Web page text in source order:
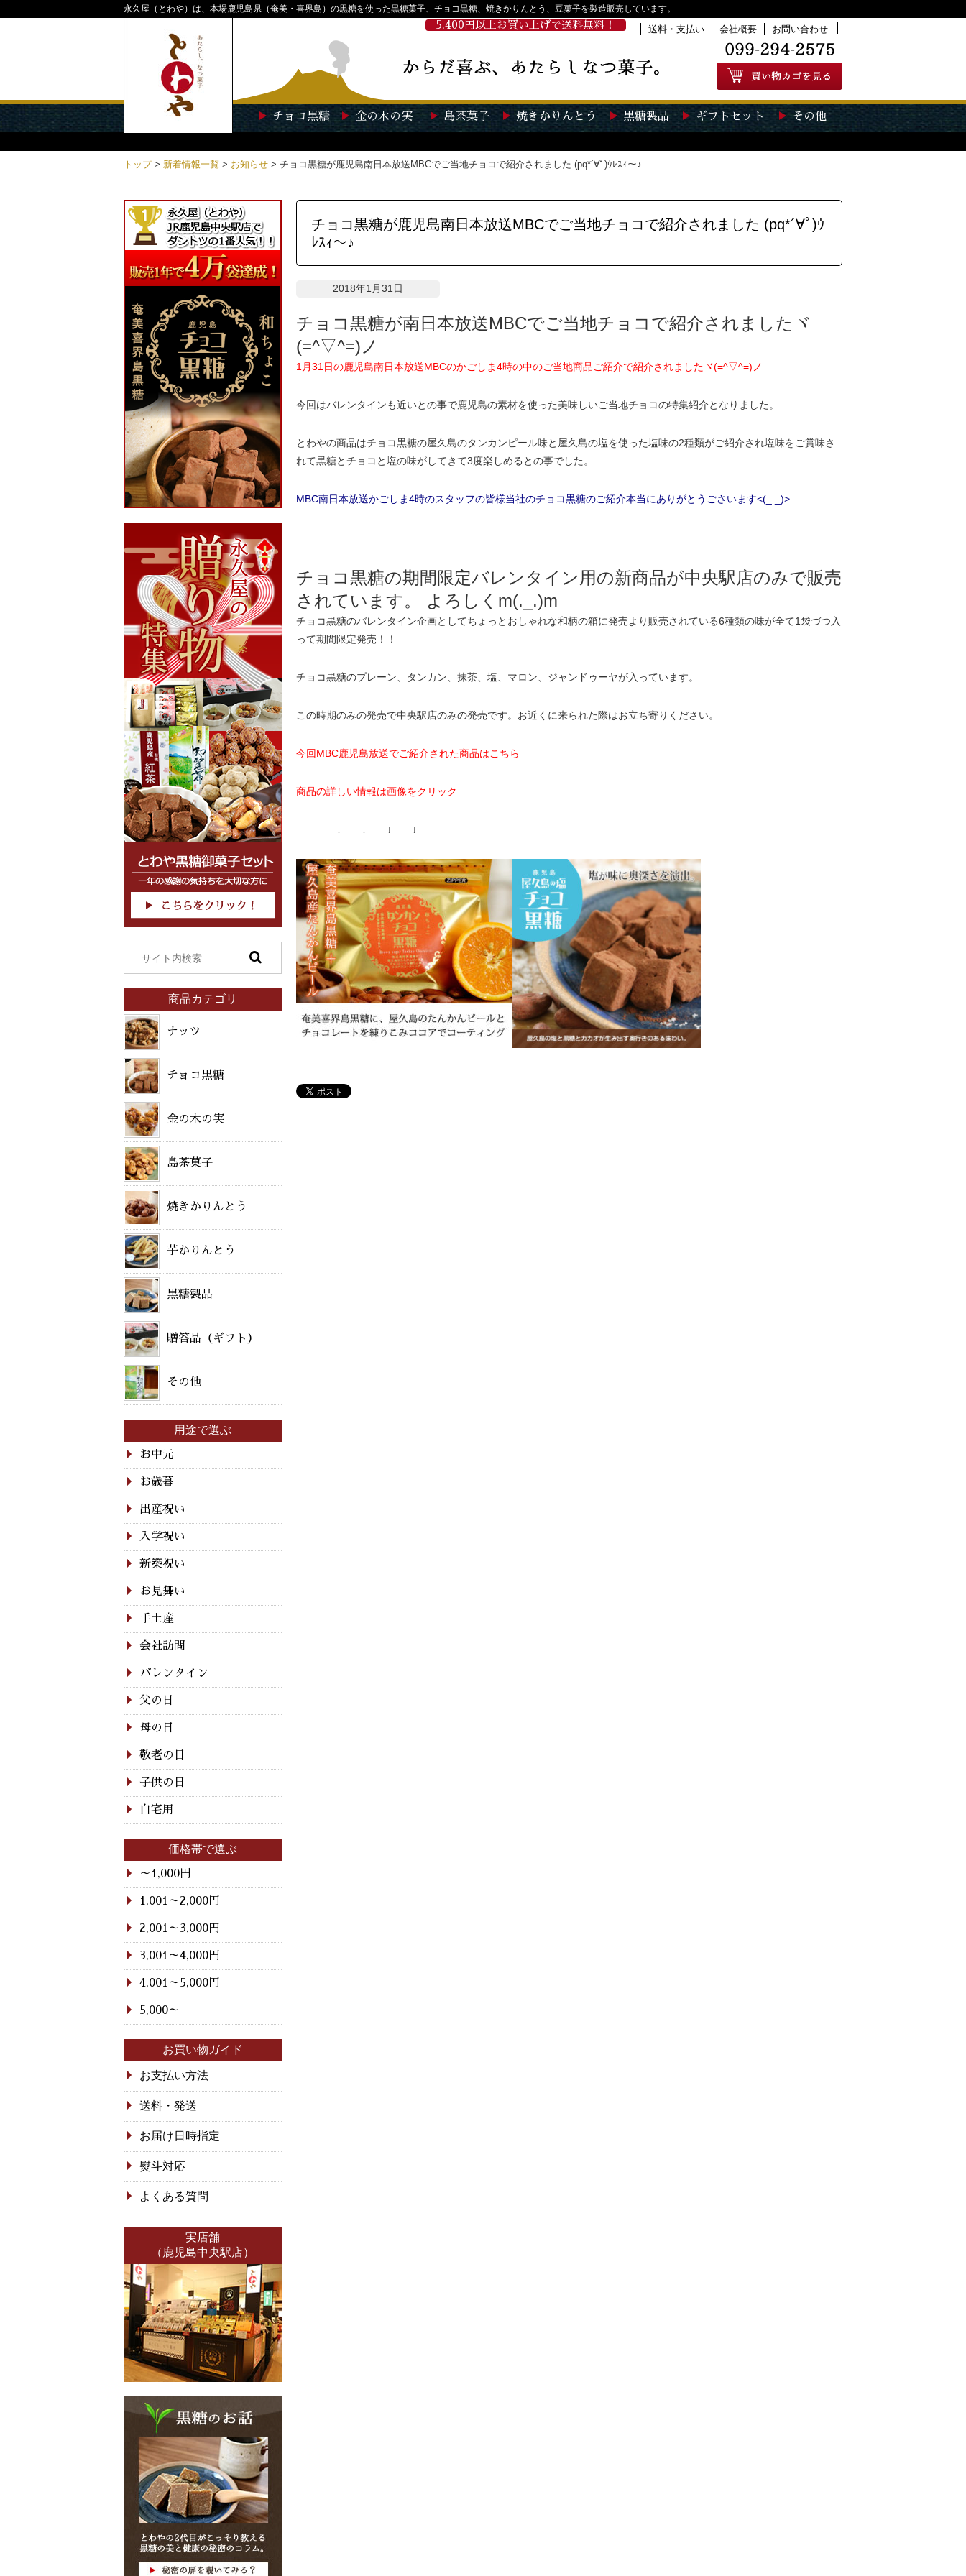
永久屋（とわや）は、本場鹿児島県（奄美・喜界島）の黒糖を使った黒糖菓子、チョコ黒糖、焼きかりんとう、豆菓子を製造販売しています。
5,400円以上お買い上げで送料無料！ 送料・支払い 会社概要 お問い合わせ
チョコ黒糖 金の木の実 島茶菓子 焼きかりんとう 黒糖製品 ギフトセット その他
トップ> 新着情報一覧 > お知らせ > チョコ黒糖が鹿児島南日本放送MBCでご当地チョコで紹介されました (pq*´∀ﾟ)ｳﾚｽｨ～♪
チョコ黒糖が鹿児島南日本放送MBCでご当地チョコで紹介されました (pq*´∀ﾟ)ｳ
ﾚｽｨ～♪
2018年1月31日
チョコ黒糖が南日本放送MBCでご当地チョコで紹介されましたヾ
(=^▽^=)ノ
1月31日の鹿児島南日本放送MBCのかごしま4時の中のご当地商品ご紹介で紹介されましたヾ(=^▽^=)ノ
今回はバレンタインも近いとの事で鹿児島の素材を使った美味しいご当地チョコの特集紹介となりました。
とわやの商品はチョコ黒糖の屋久島のタンカンピール味と屋久島の塩を使った塩味の2種類がご紹介され塩味をご賞味さ
れて黒糖とチョコと塩の味がしてきて3度楽しめるとの事でした。
MBC南日本放送かごしま4時のスタッフの皆様当社のチョコ黒糖のご紹介本当にありがとうごさいます<(_ _)>
チョコ黒糖の期間限定バレンタイン用の新商品が中央駅店のみで販売
されています。
よろしく m(._.)m
チョコ黒糖のバレンタイン企画としてちょっとおしゃれな和柄の箱に発売より販売されている6種類の味が全て1袋づつ入
って期間限定発売！！
チョコ黒糖のプレーン、タンカン、抹茶、塩、マロン、ジャンドゥーヤが入っています。
この時期のみの発売で中央駅店のみの発売です。お近くに来られた際はお立ち寄りください。
今回MBC鹿児島放送でご紹介された商品はこちら
商品の詳しい情報は画像をクリック
↓ ↓ ↓ ↓
商品カテゴリ
ナッツ
チョコ黒糖
金の木の実
島茶菓子
焼きかりんとう
芋かりんとう
黒糖製品
贈答品（ギフト）
その他
用途で選ぶ
お中元
お歳暮
出産祝い
入学祝い
新築祝い
お見舞い
手土産
会社訪問
バレンタイン
父の日
母の日
敬老の日
子供の日
自宅用
価格帯で選ぶ
～1,000円
1,001～2,000円
2,001～3,000円
3,001～4,000円
4,001～5,000円
5,000～
お買い物ガイド
お支払い方法
送料・発送
お届け日時指定
熨斗対応
よくある質問
実店舗
（鹿児島中央駅店）